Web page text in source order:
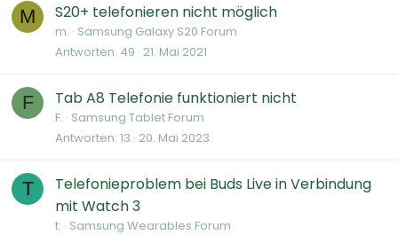
M S20+ telefonieren nicht möglich
m. Samsung Galaxy S20 Forum
Antworten 49 21. Mai 2021
F Tab A8 Telefonie funktioniert nicht
F. Samsung Tablet Forum
Antworten 13 20. Mai 2023
T
Telefonieproblem bei Buds Live in Verbindung
mit Watch 3
t. Samsung Wearables Forum